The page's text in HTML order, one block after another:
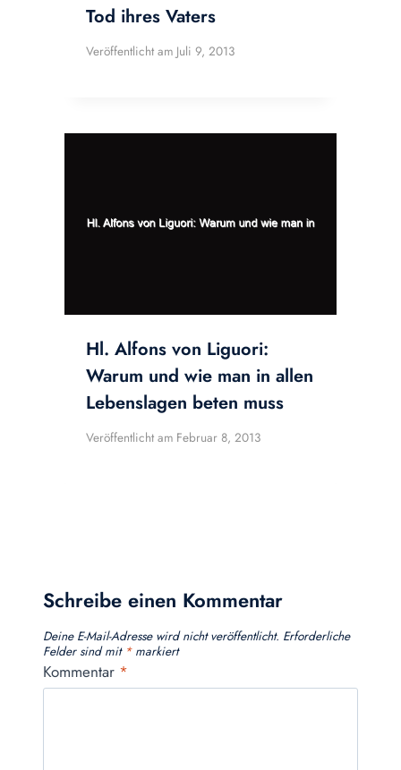
Tod ihres Vaters
Veröffentlicht am Juli 9, 2013
Hl. Alfons von Liguori:
Warum und wie man in allen
Lebenslagen beten muss
Veröffentlicht am Februar 8, 2013
Schreibe einen Kommentar
Deine E-Mail-Adresse wird nicht veröffentlicht. Erforderliche
Felder sind mit *markiert
Kommentar *